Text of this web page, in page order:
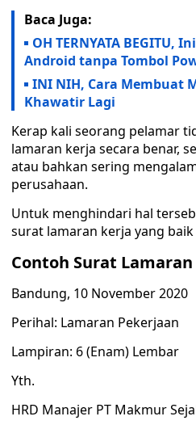
Baca Juga:
OH TERNYATA BEGITU,
Android tanpa Tombol
INI NIH, Cara Membuat
Khawatir Lagi
Kerap kali seorang pelamar
lamaran kerja secara benar,
atau bahkan sering
perusahaan.
Untuk menghindari hal
surat lamaran kerja yang
Contoh Surat
Bandung, 10 November 2020
Perihal: Lamaran Pekerjaan
Lampiran: 6 (Enam) Lembar
Yth.
HRD Manajer PT Makmur